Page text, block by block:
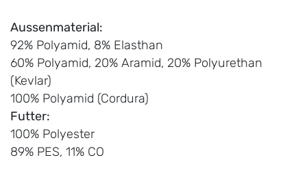
Aussenmaterial:
92% Polyamid, 8% Elasthan
60% Polyamid, 20% Aramid, 20% Polyurethan
(Kevlar)
100% Polyamid (Cordura)
Futter:
100% Polyester
89% PES, 11% CO